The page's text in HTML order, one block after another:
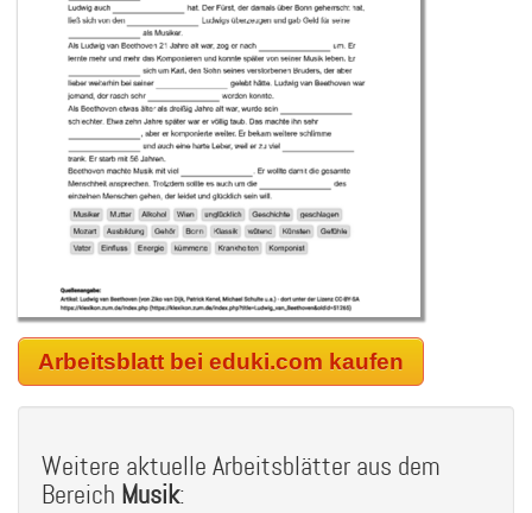
Arbeitsblatt bei eduki.com kaufen
Weitere aktuelle Arbeitsblätter aus dem
Bereich Musik: